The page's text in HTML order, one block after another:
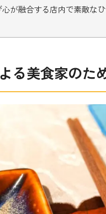
が融合する店内で素敵な
る美食家のた